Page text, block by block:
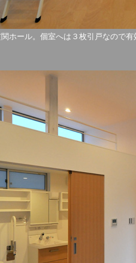
ホール。個室へは３枚引戸なので